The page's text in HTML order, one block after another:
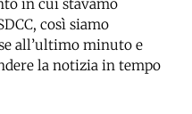
in cui stavamo
così siamo
all’ultimo minuto e
la notizia in tempo